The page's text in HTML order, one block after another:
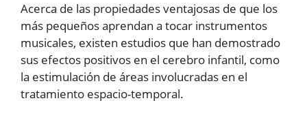
Acerca de las propiedades ventajosas de que los
más pequeños aprendan a tocar instrumentos
musicales, existen estudios que han demostrado
sus efectos positivos en el cerebro infantil, como
la estimulación de áreas involucradas en el
tratamiento espacio-temporal.